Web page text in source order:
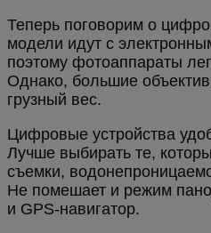
Теперь поговорим о
модели идут с
поэтому фотоаппараты
Однако, большие
грузный вес.
Цифровые устройства
Лучше выбирать те,
съемки,
Не помешает и режим
и GPS-навигатор.